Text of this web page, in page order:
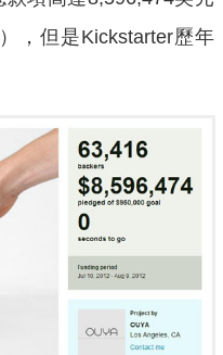
，但是Kickstarter歷年